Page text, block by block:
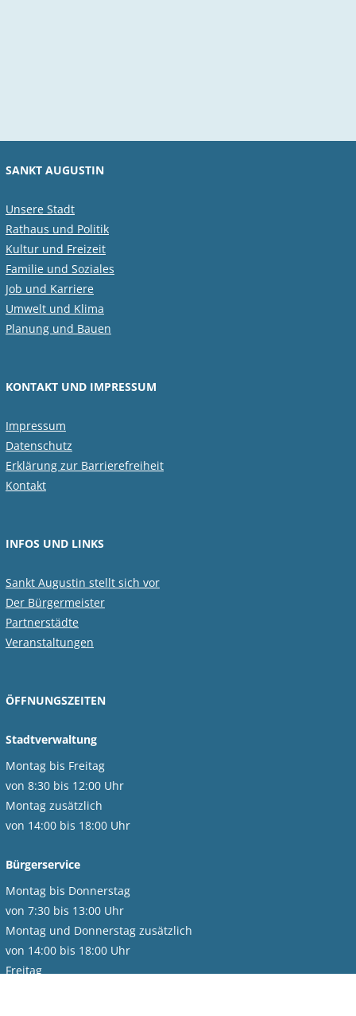
SANKT AUGUSTIN
Unsere Stadt
Rathaus und Politik
Kultur und Freizeit
Familie und Soziales
Job und Karriere
Umwelt und Klima
Planung und Bauen
KONTAKT UND IMPRESSUM
Impressum
Datenschutz
Erklärung zur Barrierefreiheit
Kontakt
INFOS UND LINKS
Sankt Augustin stellt sich vor
Der Bürgermeister
Partnerstädte
Veranstaltungen
ÖFFNUNGSZEITEN
Stadtverwaltung
Montag bis Freitag
von 8:30 bis 12:00 Uhr
Montag zusätzlich
von 14:00 bis 18:00 Uhr
Bürgerservice
Montag bis Donnerstag
von 7:30 bis 13:00 Uhr
Montag und Donnerstag zusätzlich
von 14:00 bis 18:00 Uhr
Freitag